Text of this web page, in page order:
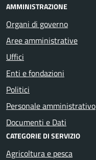
AMMINISTRAZIONE
Organi di governo
Aree amministrative
Uffici
Enti e fondazioni
Politici
Personale amministrativo
Documenti e Dati
CATEGORIE DI SERVIZIO
Agricoltura e pesca